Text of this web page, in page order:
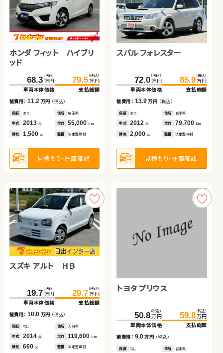
ホンダ フィット ハイブリ
ッド
68.3 （税込）
万円
車両本体価格
79.5 （税込）
万円
支払総額
諸費用：11.2 万円 （税込）
保証 あり 住所 埼玉県
年式 2013 年 走行 55,000 km
排気 1,500 cc 整備 法定整備付
見積もり・在庫確認
スバル フォレスター
72.0 （税込）
万円
車両本体価格
85.9 （税込）
万円
支払総額
諸費用： 13.9万円 （税込）
保証 あり 住所 岩手県
年式 2012年 走行 79,700 km
排気 2,000cc 整備 法定整備付
見積もり・在庫確認
スズキ アルト ＨＢ
19.7 （税込）
万円
車両本体価格
29.7 （税込）
万円
支払総額
諸費用：10.0 万円 （税込）
保証 なし 住所 大分県
年式 2014 年 走行 119,600 km
排気 660 cc 整備 法定整備付
トヨタ プリウス
50.8 （税込）
万円
車両本体価格
59.8 （税込）
万円
支払総額
諸費用： 9.0万円 （税込）
保証 なし 住所 岩手県
トヨタ プリウス アルファ
61.6（税込）
万円
69.7 （税込）
万円
支払総額
諸費用：8.1万円 （税込）
2011 年 99,800 km
1,800cc 法定整備付
見積もり・在庫確認
ホンダ フィット ハイブリ
ッド
147.8（税込）
万円
諸費用：11.7万円（税込）
あり 鹿児島県
年式 2022年 走行
排気 1,500 整備 法定整備付
見積もり・在庫確認
ダイハツ タント
42.7（税込）
万円
47.5
諸費用：4.8 万円（税込）
なし 岡山県
年式 2013年 走行
排気 660 整備 法定整備付
見積もり・在庫確認
スズキ アルト ＨＢ
車両本体価格
支払総額
諸費用：5.1 万円 （税込）
2020 年 184,400km
660cc 法定整備付
見積もり・在庫確認
スズキ スイフト
91.0 （税込）
万円
車両本体価格
103.9 （税込）
万円
支払総額
諸費用：12.9 万円 （税込）
保証 あり 住所 岩手県
年式 2020 年 走行 69,800 km
排気 1,200 cc 整備 法定整備付
見積もり・在庫確認
日産 エクストレイル
98.5万円
車両本体価格
諸費用：16.3万円 （税込）
保証 あり 住所 北海道
排気 2,000cc 整備 法定整備付
トヨタ アルファード
311.8
車両本体価格
322.7（税込）
万円
支払総額
トヨタ ヴェルファイア
256.9 （税込）
万円
車両本体価格
269.3 （税込）
万円
支払総額
諸費用： 12.4万円（税込）
保証 あり 住所 埼玉県